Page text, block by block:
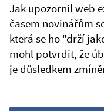
Jak upozornil web
časem novinářům
která se ho "drží
mohl potvrdit, že
je důsledkem